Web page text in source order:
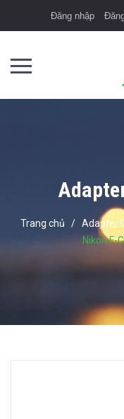
Đăng nhập
Trang chủ / Adapter
Nikon F-